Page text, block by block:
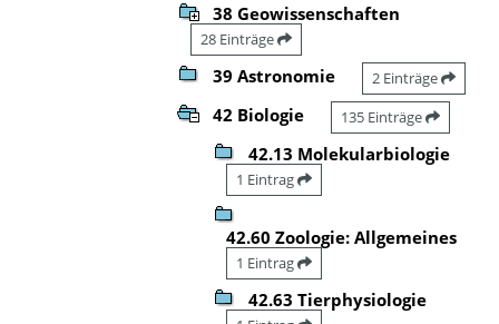
38 Geowissenschaften
28 Einträge
39 Astronomie 2 Einträge
42 Biologie 135 Einträge
42.13 Molekularbiologie
1 Eintrag
42.60 Zoologie: Allgemeines
1 Eintrag
42.63 Tierphysiologie